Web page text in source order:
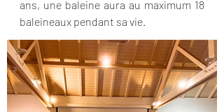
ans, une baleine aura au maximum 18
baleineaux pendant sa vie.